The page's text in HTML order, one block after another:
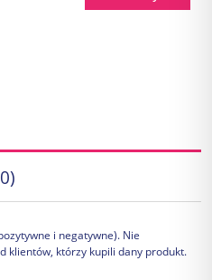
i negatywne). Nie
klientów, którzy kupili dany produkt.